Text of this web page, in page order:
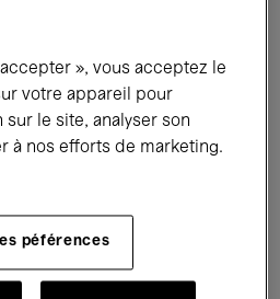
Concerts
Performances
Global Music
», vous acceptez le
votre appareil pour
le site, analyser son
à nos efforts de marketing.
péférences